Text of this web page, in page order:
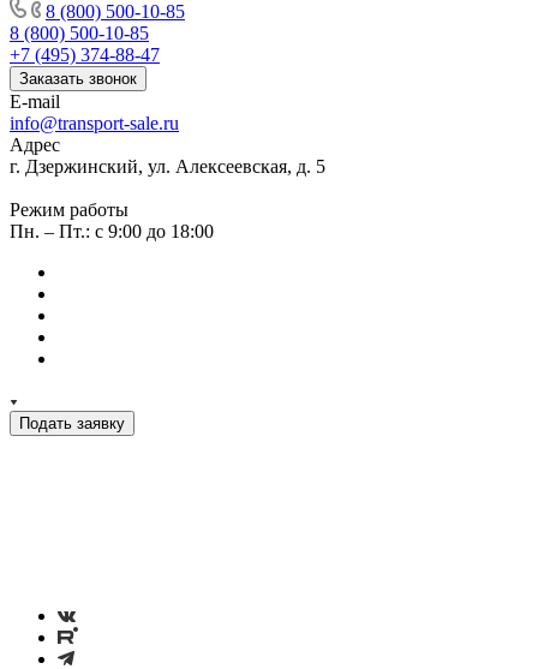
8 (800) 500-10-85
8 (800) 500-10-85
+7 (495) 374-88-47
Заказать звонок
E-mail
info@transport-sale.ru
Адрес
г. Дзержинский, ул. Алексеевская, д. 5
Режим работы
Пн. – Пт.: с 9:00 до 18:00
Подать заявку